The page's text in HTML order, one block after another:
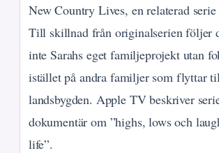
New Country Lives, en relaterad
Till skillnad från originalserien följer
inte Sarahs eget familjeprojekt utan
istället på andra familjer som flyttar
landsbygden. Apple TV beskriver
dokumentär om ”highs, lows och
life”.